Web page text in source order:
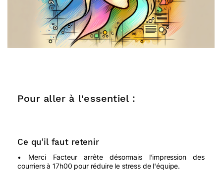
Pour aller à l'essentiel :
Ce qu'il faut retenir
• Merci Facteur arrête désormais l'impression des
courriers à 17h00 pour réduire le stress de l'équipe.